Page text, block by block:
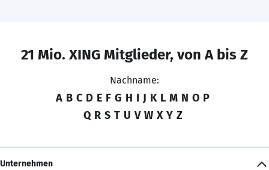
21 Mio. XING Mitglieder, von A bis Z
Nachname:
A B C D E F G H I J K L M N O P
Q R S T U V W X Y Z
Unternehmen